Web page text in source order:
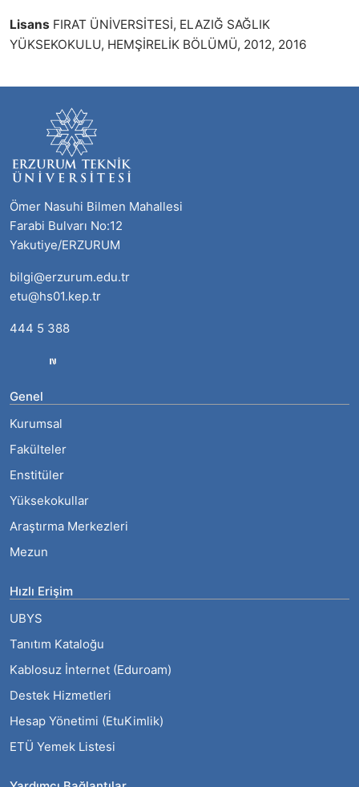
Lisans FIRAT ÜNİVERSİTESİ, ELAZIĞ SAĞLIK
YÜKSEKOKULU, HEMŞİRELİK BÖLÜMÜ, 2012, 2016
Ömer Nasuhi Bilmen Mahallesi
Farabi Bulvarı No:12
Yakutiye/ERZURUM
bilgi@erzurum.edu.tr
etu@hs01.kep.tr
444 5 388
Genel
Kurumsal
Fakülteler
Enstitüler
Yüksekokullar
Araştırma Merkezleri
Mezun
Hızlı Erişim
UBYS
Tanıtım Kataloğu
Kablosuz İnternet (Eduroam)
Destek Hizmetleri
Hesap Yönetimi (EtuKimlik)
ETÜ Yemek Listesi